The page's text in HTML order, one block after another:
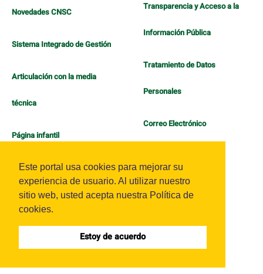
Este portal usa cookies para mejorar su
experiencia de usuario. Al utilizar nuestro
sitio web, usted acepta nuestra Política de
cookies.
Estoy de acuerdo
Novedades CNSC
Sistema Integrado de Gestión
Articulación con la media
técnica
Página infantil
Transparencia y Acceso a la
Información Pública
Tratamiento de Datos
Personales
Correo Electrónico